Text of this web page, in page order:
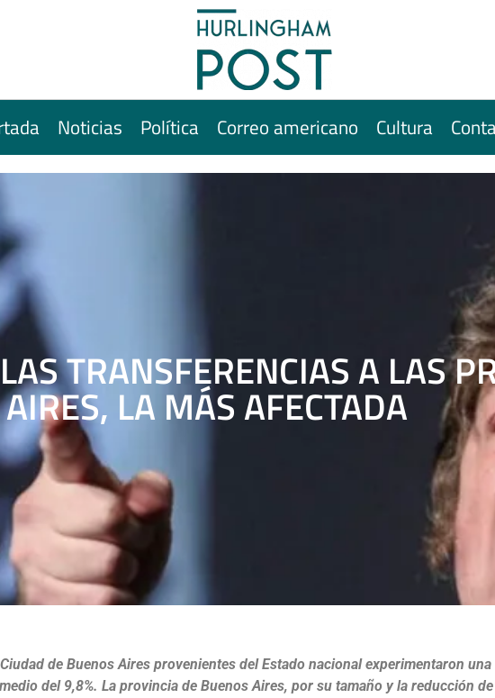
Noticias Política Correo americano Cultura
TRANSFERENCIAS A LAS
LA MÁS AFECTADA
de Buenos Aires provenientes del Estado nacional experimentaron una
del 9,8%. La provincia de Buenos Aires, por su tamaño y la reducción